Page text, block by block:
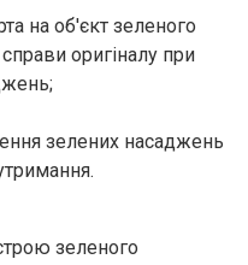
на об'єкт зеленого
оригіналу при
зелених насаджень
зеленого